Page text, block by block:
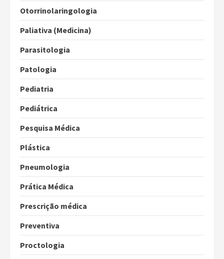
Otorrinolaringologia
Paliativa (Medicina)
Parasitologia
Patologia
Pediatria
Pediátrica
Pesquisa Médica
Plástica
Pneumologia
Prática Médica
Prescrição médica
Preventiva
Proctologia